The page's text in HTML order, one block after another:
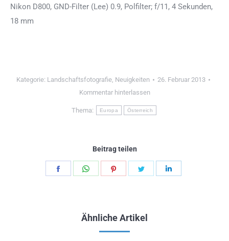
Nikon D800, GND-Filter (Lee) 0.9, Polfilter; f/11, 4 Sekunden,
18 mm
Kategorie: Landschaftsfotografie, Neuigkeiten
26. Februar 2013
Kommentar hinterlassen
Thema: Europa Österreich
Beitrag teilen
Teilen
Teilen
Teilen
Ähnliche Artikel